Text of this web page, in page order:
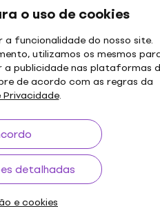
o uso de cookies
funcionalidade do nosso site.
utilizamos os mesmos
publicidade nas plataformas
de acordo com as regras da
.
detalhadas
e cookies
clientes sobre o artigo2